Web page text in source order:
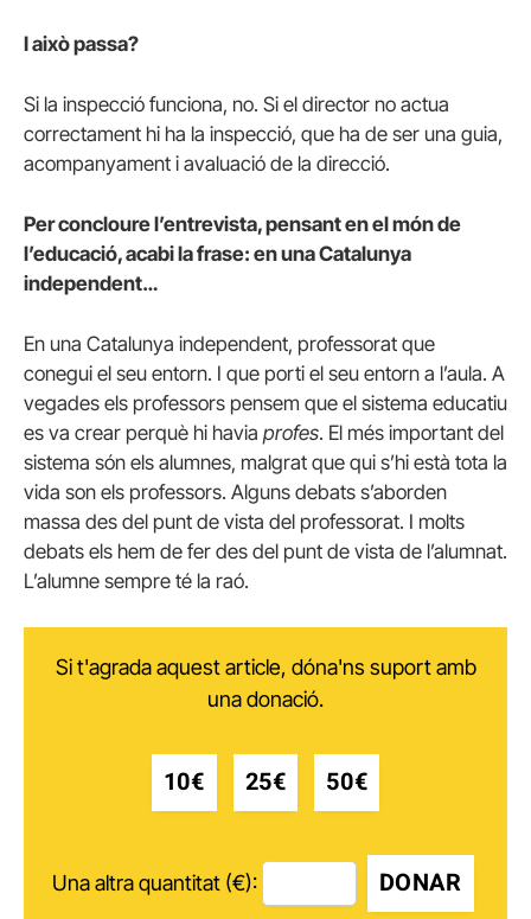
I això passa?
Si la inspecció funciona, no. Si el director no actua
correctament hi ha la inspecció, que ha de ser una guia,
acompanyament i avaluació de la direcció.
Per concloure l’entrevista, pensant en el món de
l’educació, acabi la frase: en una Catalunya
independent…
En una Catalunya independent, professorat que
conegui el seu entorn. I que porti el seu entorn a l’aula. A
vegades els professors pensem que el sistema educatiu
es va crear perquè hi havia profes. El més important del
sistema són els alumnes, malgrat que qui s’hi està tota la
vida son els professors. Alguns debats s’aborden
massa des del punt de vista del professorat. I molts
debats els hem de fer des del punt de vista de l’alumnat.
L’alumne sempre té la raó.
Si t'agrada aquest article, dóna'ns suport amb
una donació.
10€ 25€ 50€
Una altra quantitat (€): DONAR